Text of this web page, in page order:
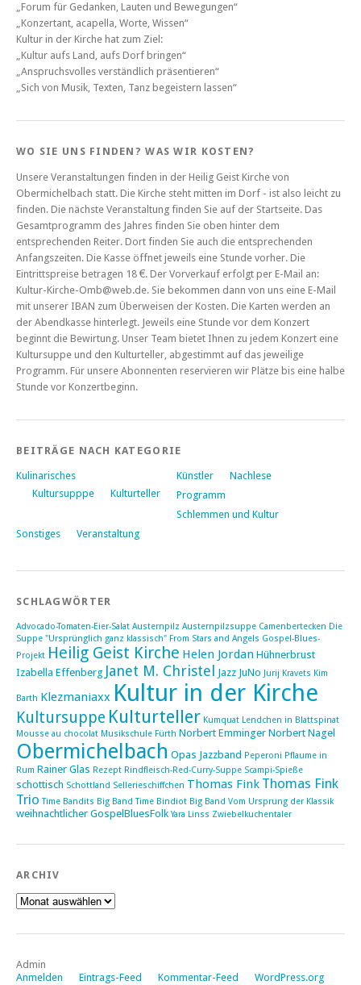
„Forum für Gedanken, Lauten und Bewegungen“
„Konzertant, acapella, Worte, Wissen“
Kultur in der Kirche hat zum Ziel:
„Kultur aufs Land, aufs Dorf bringen“
„Anspruchsvolles verständlich präsentieren“
„Sich von Musik, Texten, Tanz begeistern lassen“
WO SIE UNS FINDEN? WAS WIR KOSTEN?
Unsere Veranstaltungen finden in der Heilig Geist Kirche von
Obermichelbach statt. Die Kirche steht mitten im Dorf - ist also leicht zu
finden. Die nächste Veranstaltung finden Sie auf der Startseite. Das
Gesamtprogramm des Jahres finden Sie oben hinter dem
entsprechenden Reiter. Dort finden Sie auch die entsprechenden
Anfangszeiten. Die Kasse öffnet jeweils eine Stunde vorher. Die
Eintrittspreise betragen 18 €. Der Vorverkauf erfolgt per E-Mail an:
Kultur-Kirche-Omb@web.de. Sie bekommen dann von uns eine E-Mail
mit unserer IBAN zum Überweisen der Kosten. Die Karten werden an
der Abendkasse hinterlegt. Jeweils eine Stunde vor dem Konzert
beginnt die Bewirtung. Unser Team bietet Ihnen zu jedem Konzert eine
Kultursuppe und den Kulturteller, abgestimmt auf das jeweilige
Programm. Für unsere Abonnenten reservieren wir Plätze bis eine halbe
Stunde vor Konzertbeginn.
BEITRÄGE NACH KATEGORIE
Kulinarisches
Kultursupppe
Kulturteller
Künstler
Nachlese
Programm
Schlemmen und Kultur
Sonstiges
Veranstaltung
SCHLAGWÖRTER
Advocado-Tomaten-Eier-Salat Austernpilz Austernpilzsuppe Camenbertecken Die
Suppe "Ursprünglich ganz klassisch" From Stars and Angels Gospel-Blues-
Projekt Heilig Geist Kirche Helen Jordan Hühnerbrust
Izabella Effenberg Janet M. Christel Jazz JuNo Jurij Kravets Kim
Barth Klezmaniaxx Kultur in der Kirche
Kultursuppe Kulturteller Kumquat Lendchen in Blattspinat
Mousse au chocolat Musikschule Fürth Norbert Emminger Norbert Nagel
Obermichelbach Opas Jazzband Peperoni Pflaume in
Rum Rainer Glas Rezept Rindfleisch-Red-Curry-Suppe Scampi-Spieße
schottisch Schottland Sellerieschiffchen Thomas Fink Thomas Fink
Trio Time Bandits Big Band Time Bindiot Big Band Vom Ursprung der Klassik
weihnachtlicher GospelBluesFolk Yara Linss Zwiebelkuchentaler
ARCHIV
Archiv
Admin
Anmelden
Eintrags-Feed Kommentar-Feed WordPress.org